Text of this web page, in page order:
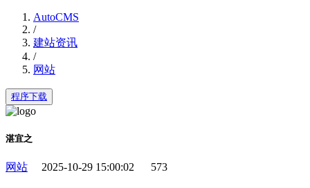
AutoCMS
/
建站资讯
/
网站
程序下载
湛宜之
网站 2025-10-29 15:00:02 573